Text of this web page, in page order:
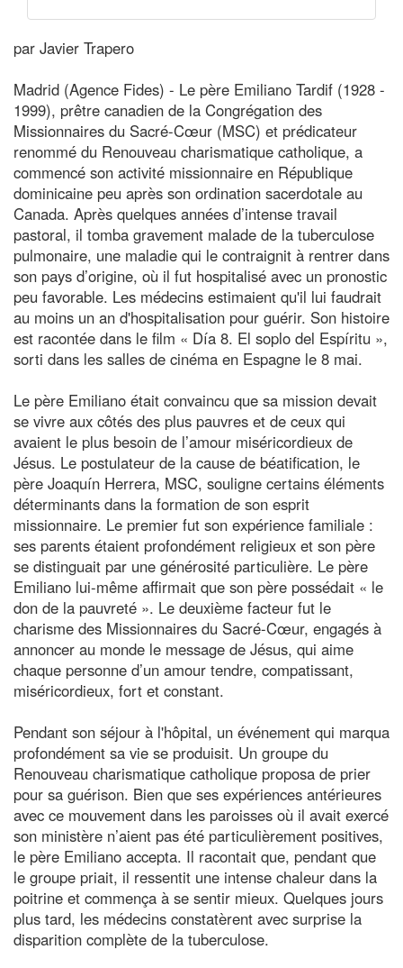
par Javier Trapero
Madrid (Agence Fides) - Le père Emiliano Tardif (1928 -
1999), prêtre canadien de la Congrégation des
Missionnaires du Sacré-Cœur (MSC) et prédicateur
renommé du Renouveau charismatique catholique, a
commencé son activité missionnaire en République
dominicaine peu après son ordination sacerdotale au
Canada. Après quelques années d’intense travail
pastoral, il tomba gravement malade de la tuberculose
pulmonaire, une maladie qui le contraignit à rentrer dans
son pays d’origine, où il fut hospitalisé avec un pronostic
peu favorable. Les médecins estimaient qu'il lui faudrait
au moins un an d'hospitalisation pour guérir. Son histoire
est racontée dans le film « Día 8. El soplo del Espíritu »,
sorti dans les salles de cinéma en Espagne le 8 mai.
Le père Emiliano était convaincu que sa mission devait
se vivre aux côtés des plus pauvres et de ceux qui
avaient le plus besoin de l’amour miséricordieux de
Jésus. Le postulateur de la cause de béatification, le
père Joaquín Herrera, MSC, souligne certains éléments
déterminants dans la formation de son esprit
missionnaire. Le premier fut son expérience familiale :
ses parents étaient profondément religieux et son père
se distinguait par une générosité particulière. Le père
Emiliano lui-même affirmait que son père possédait « le
don de la pauvreté ». Le deuxième facteur fut le
charisme des Missionnaires du Sacré-Cœur, engagés à
annoncer au monde le message de Jésus, qui aime
chaque personne d’un amour tendre, compatissant,
miséricordieux, fort et constant.
Pendant son séjour à l'hôpital, un événement qui marqua
profondément sa vie se produisit. Un groupe du
Renouveau charismatique catholique proposa de prier
pour sa guérison. Bien que ses expériences antérieures
avec ce mouvement dans les paroisses où il avait exercé
son ministère n’aient pas été particulièrement positives,
le père Emiliano accepta. Il racontait que, pendant que
le groupe priait, il ressentit une intense chaleur dans la
poitrine et commença à se sentir mieux. Quelques jours
plus tard, les médecins constatèrent avec surprise la
disparition complète de la tuberculose.